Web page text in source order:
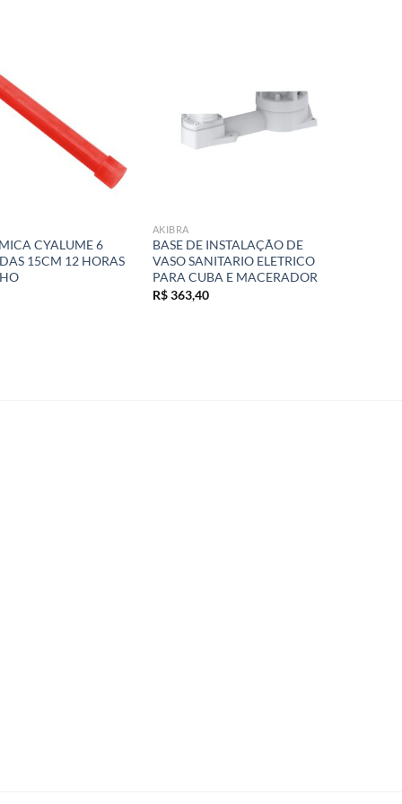
CYALUME 6
15CM 12 HORAS
wishlist
AKIBRA
BASE DE INSTALAÇÃO DE
VASO SANITARIO ELETRICO
PARA CUBA E MACERADOR
R$363,40